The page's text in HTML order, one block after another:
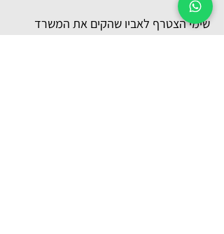
שימי הצטרף לאביו שהקים את המשרד